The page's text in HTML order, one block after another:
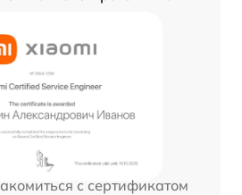
с сертификатом